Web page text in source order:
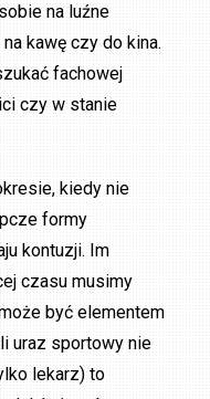
na luźne
kawę czy do kina.
fachowej
czy w stanie
kiedy nie
formy
kontuzji. Im
czasu musimy
być elementem
uraz sportowy nie
lekarz) to